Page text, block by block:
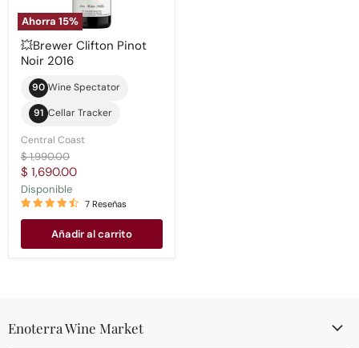
Ahorra 15%
💥Brewer Clifton Pinot
Noir 2016
90 Wine Spectator
91 Cellar Tracker
Central Coast
Precio
original
$ 1,990.00
Precio
actual
$ 1,690.00
Disponible
7 Reseñas
Añadir al carrito
Enoterra Wine Market